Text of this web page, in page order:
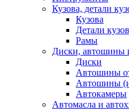
Кузова, детали
Кузова
Детали
Рамы
Диски, автошины
Диски
Автошины
Автошины
Автокамеры
Автомасла и